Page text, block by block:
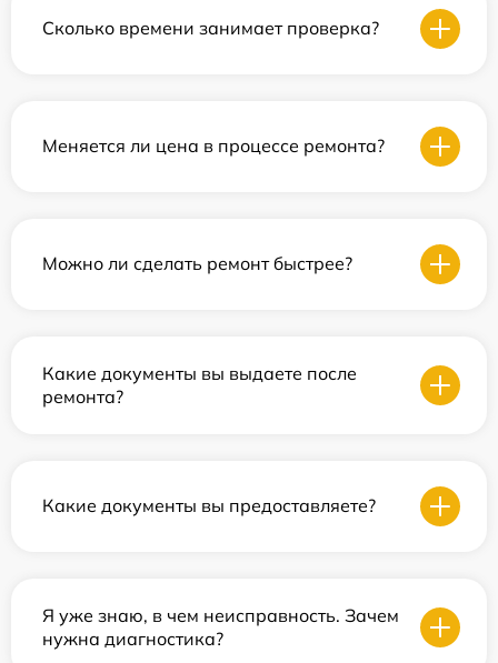
Сколько времени занимает проверка?
Меняется ли цена в процессе ремонта?
Можно ли сделать ремонт быстрее?
Какие документы вы выдаете после
ремонта?
Какие документы вы предоставляете?
Я уже знаю, в чем неисправность. Зачем
нужна диагностика?